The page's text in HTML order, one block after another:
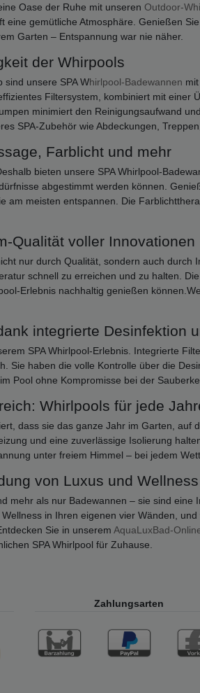
Oase der Ruhe mit unseren Outdoor-
eine gemütliche Atmosphäre. Genießen
Garten – Entspannung war nie näher.
der Whirpools
sind unsere SPA Whirlpool-Badewannen
Filtersystem, kombiniert mit einer
minimiert den Reinigungsaufwand
SPA-Zubehör wie Abdeckungen,
Farblicht und mehr
bieten unsere SPA Whirlpool-
abgestimmt werden können.
am meisten entspannen. Die
Qualität voller Innovationen
nur durch Qualität, sondern auch durch
schnell zu erreichen und zu halten.
Erlebnis nachhaltig genießen
integrierte Desinfektion
SPA Whirlpool-Erlebnis. Integrierte
Sie haben die volle Kontrolle über die
Pool ohne Kompromisse bei der
Whirlpools für jede
dass sie das ganze Jahr im Garten, auf
und eine zuverlässige Isolierung
unter freiem Himmel – bei jedem
von Luxus und Wellness
mehr als nur Badewannen – sie sind
in Ihren eigenen vier Wänden,
Sie in unserem AquaLuxBad-
SPA Whirlpool für Zuhause.
Zahlungsarten